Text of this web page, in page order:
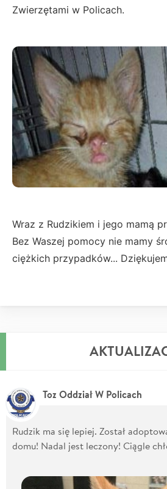
Zwierzętami w Policach.
Wraz z Rudzikiem i jego mamą
Bez Waszej pomocy nie mamy
ciężkich przypadków...
Toz Oddział W Policach
Rudzik ma się lepiej. Został
domu! Nadal jest leczony! Ciągle